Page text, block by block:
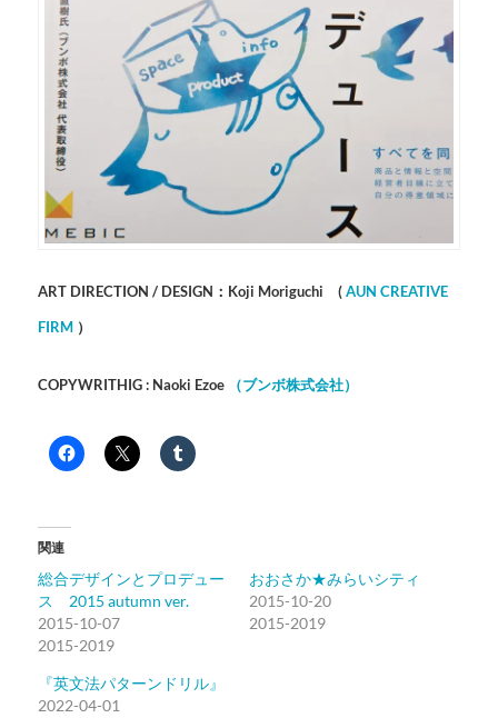
ART DIRECTION / DESIGN：Koji Moriguchi (AUN CREATIVE
FIRM ）
COPYWRITHIG : Naoki Ezoe （ブンボ株式会社）
関連
総合デザインとプロデュー
ス 2015 autumn ver.
2015-10-07
2015-2019
おおさか★みらいシティ
2015-10-20
2015-2019
『英文法パターンドリル』
2022-04-01